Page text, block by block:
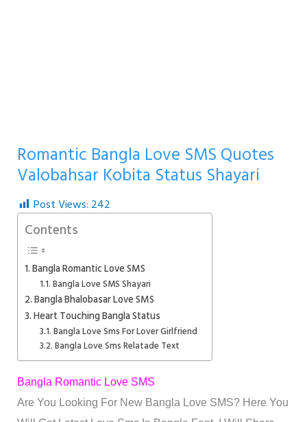
Romantic Bangla Love SMS Quotes
Valobahsar Kobita Status Shayari
Post Views: 242
Contents
Bangla Romantic Love SMS
Bangla Love SMS Shayari
Bangla Bhalobasar Love SMS
Heart Touching Bangla Status
Bangla Love Sms For Lover Girlfriend
Bangla Love Sms Relatade Text
Bangla Romantic Love SMS
Are You Looking For New Bangla Love SMS? Here You